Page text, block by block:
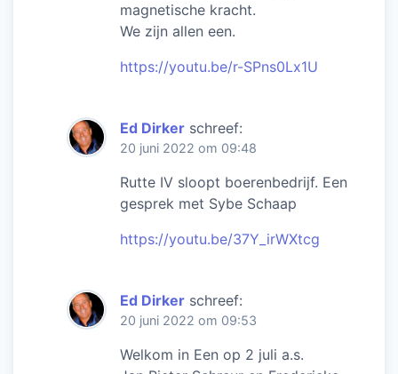
magnetische kracht.
We zijn allen een.
https://youtu.be/r-SPns0Lx1U
Ed Dirker schreef:
20 juni 2022 om 09:48
Rutte IV sloopt boerenbedrijf. Een
gesprek met Sybe Schaap
https://youtu.be/37Y_irWXtcg
Ed Dirker schreef:
20 juni 2022 om 09:53
Welkom in Een op 2 juli a.s.